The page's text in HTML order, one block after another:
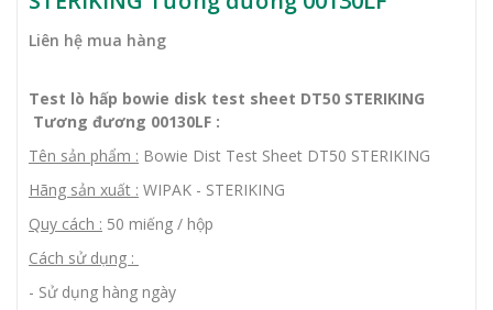
Liên hệ mua hàng
Test lò hấp bowie disk test sheet DT50 STERIKING
Tương đương 00130LF :
Tên sản phẩm : Bowie Dist Test Sheet DT50 STERIKING
Hãng sản xuất : WIPAK - STERIKING
Quy cách : 50 miếng / hộp
Cách sử dụng :
- Sử dụng hàng ngày